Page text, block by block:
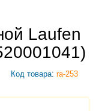
Laufen
Код товара: ra-253